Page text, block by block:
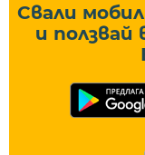
Свали
и ползвай